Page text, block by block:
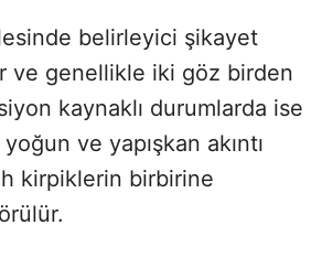
belirleyici şikayet
ve genellikle iki göz birden
kaynaklı durumlarda ise
ve yapışkan akıntı
kirpiklerin birbirine